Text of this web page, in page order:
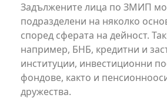
Задължените лица по ЗМИП
подразделени на няколко
според сферата на дейност.
например, БНБ, кредитни и
институции, инвестиционни
фондове, както и
дружества.